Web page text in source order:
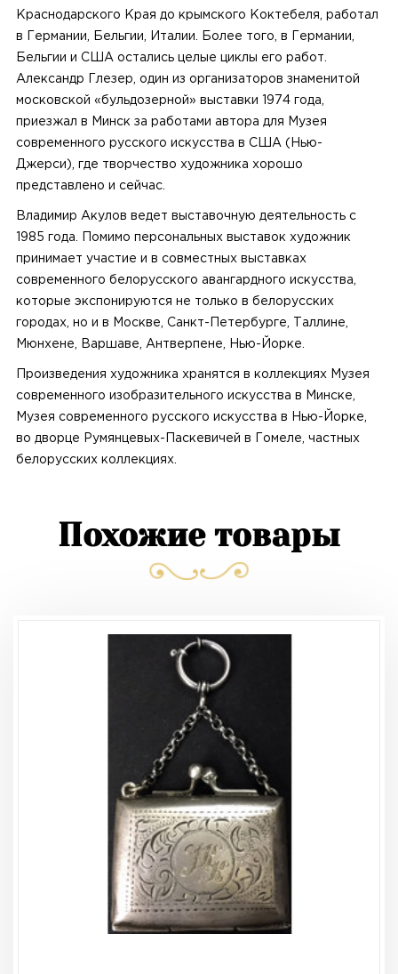
Краснодарского Края до крымского Коктебеля, работал
в Германии, Бельгии, Италии. Более того, в Германии,
Бельгии и США остались целые циклы его работ.
Александр Глезер, один из организаторов знаменитой
московской «бульдозерной» выставки 1974 года,
приезжал в Минск за работами автора для Музея
современного русского искусства в США (Нью-
Джерси), где творчество художника хорошо
представлено и сейчас.
Владимир Акулов ведет выставочную деятельность с
1985 года. Помимо персональных выставок художник
принимает участие и в совместных выставках
современного белорусского авангардного искусства,
которые экспонируются не только в белорусских
городах, но и в Москве, Санкт-Петербурге, Таллине,
Мюнхене, Варшаве, Антверпене, Нью-Йорке.
Произведения художника хранятся в коллекциях Музея
современного изобразительного искусства в Минске,
Музея современного русского искусства в Нью-Йорке,
во дворце Румянцевых-Паскевичей в Гомеле, частных
белорусских коллекциях.
Похожие товары